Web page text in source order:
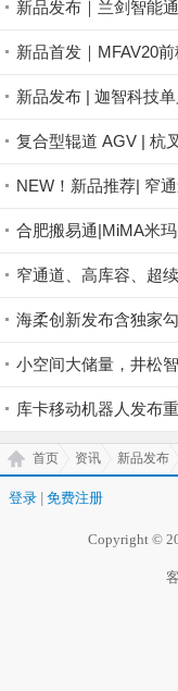
复合型辊道 AGV | 杭
NEW！新品推荐| 窄
小空间大储量，井松
库卡移动机器人发布
首页 资讯 新品发布
登录 免费注册
Copyright ©